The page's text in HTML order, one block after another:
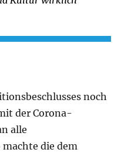
noch
der Corona-
alle
die dem